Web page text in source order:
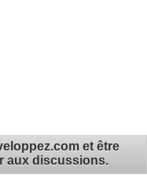
et être
aux discussions.